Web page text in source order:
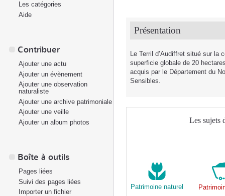
Présentation
Le Terril d’Audiffret situé sur la
superficie globale de 20
acquis par le Département du
Sensibles.
Les sujets
Patrimoine naturel
Les catégories
Aide
Contribuer
Ajouter une actu
Ajouter un évènement
Ajouter une observation
naturaliste
Ajouter une archive patrimoniale
Ajouter une veille
Ajouter un album photos
Boîte à outils
Pages liées
Suivi des pages liées
Importer un fichier